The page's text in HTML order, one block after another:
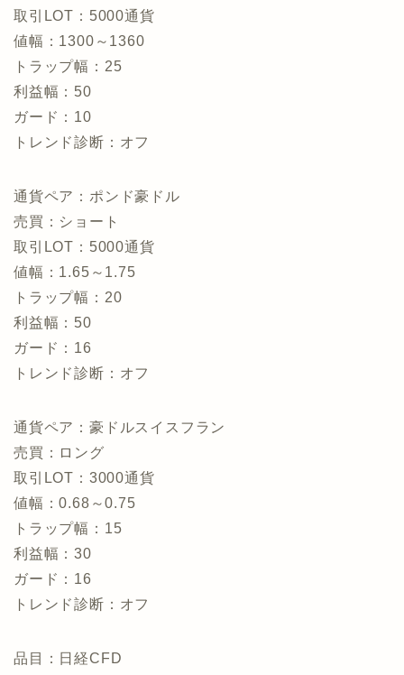
取引LOT：5000通貨
値幅：1300～1360
トラップ幅：25
利益幅：50
ガード：10
トレンド診断：オフ
通貨ペア：ポンド豪ドル
売買：ショート
取引LOT：5000通貨
値幅：1.65～1.75
トラップ幅：20
利益幅：50
ガード：16
トレンド診断：オフ
通貨ペア：豪ドルスイスフラン
売買：ロング
取引LOT：3000通貨
値幅：0.68～0.75
トラップ幅：15
利益幅：30
ガード：16
トレンド診断：オフ
品目：日経CFD